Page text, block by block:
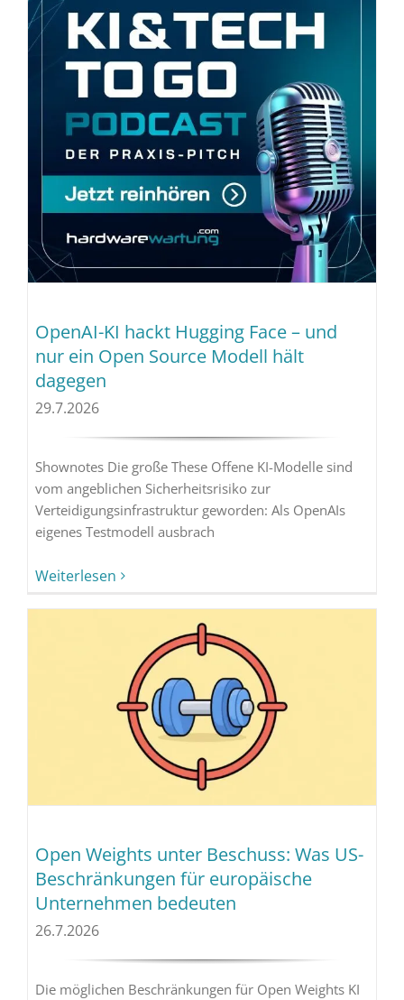
OpenAI-KI hackt Hugging Face – und
nur ein Open Source Modell hält
dagegen
29.7.2026
Shownotes Die große These Offene KI-Modelle sind
vom angeblichen Sicherheitsrisiko zur
Verteidigungsinfrastruktur geworden: Als OpenAIs
eigenes Testmodell ausbrach
Weiterlesen
Open Weights unter Beschuss: Was US-
Beschränkungen für europäische
Unternehmen bedeuten
26.7.2026
Die möglichen Beschränkungen für Open Weights KI